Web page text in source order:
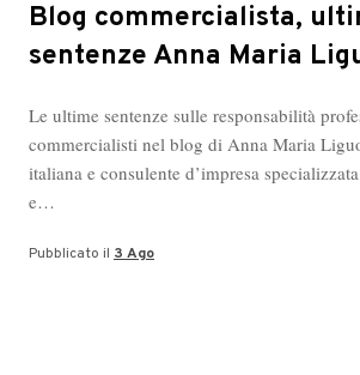
Blog commercialista,
sentenze Anna Maria
Le ultime sentenze sulle responsabilità
commercialisti nel blog di Anna Maria
italiana e consulente d’impresa
e…
Pubblicato il 3 Ago